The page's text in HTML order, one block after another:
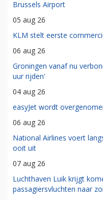
Brussels Airport
05 aug 26
KLM stelt eerste
06 aug 26
Groningen vanaf nu
uur rijden'
04 aug 26
easyJet wordt
06 aug 26
National Airlines voert
ooit uit
07 aug 26
Luchthaven Luik krijgt
passagiersvluchten naar